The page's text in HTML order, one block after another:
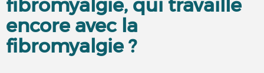
fibromyalgie, qui travaille
encore avec la
fibromyalgie ?